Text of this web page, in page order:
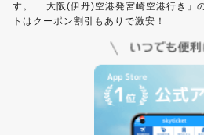
す。 「大阪(伊丹)空港発宮崎空港行き」
トはクーポン割引もありで激安！